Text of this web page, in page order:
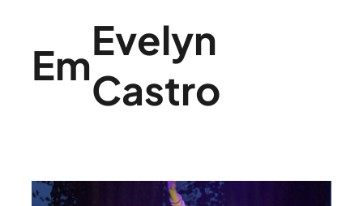
Em
Evelyn
Castro